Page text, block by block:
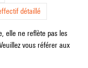
détaillé
elle ne reflète pas les
vous référer aux